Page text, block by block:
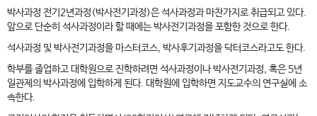
박사과정 전기2년과정(박사전기과정)은 석사과정과 마찬가지로 취급되고 있다.
앞으로 단순히 석사과정이라 할 때에는 박사전기과정을 포함한 것으로 한다.
석사과정 및 박사전기과정을 마스터코스, 박사후기과정을 닥터코스라고도 한다.
학부를 졸업하고 대학원으로 진학하려면 석사과정이나 박사전기과정, 혹은 5년
일관제의 박사과정에 입학하게 된다. 대학원에 입학하면 지도교수의 연구실에 소
속한다.